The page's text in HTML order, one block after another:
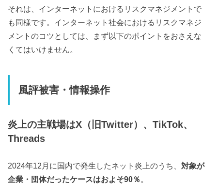
それは、インターネットにおけるリスクマネジメントで
も同様です。インターネット社会におけるリスクマネジ
メントのコツとしては、まず以下のポイントをおさえな
くてはいけません。
風評被害・情報操作
炎上の主戦場はX（旧Twitter）、TikTok、
Threads
2024年12月に国内で発生したネット炎上のうち、対象が
企業・団体だったケースはおよそ90％